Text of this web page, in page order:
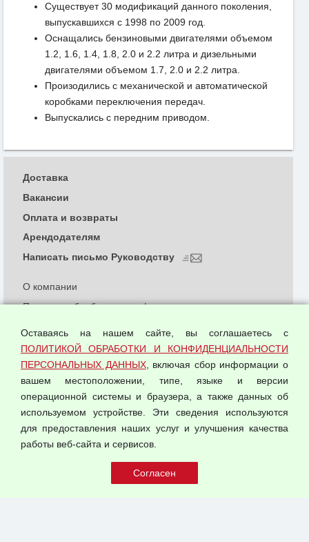
Существует 30 модификаций данного поколения,
выпускавшихся с 1998 по 2009 год.
Оснащались бензиновыми двигателями объемом
1.2, 1.6, 1.4, 1.8, 2.0 и 2.2 литра и дизельными
двигателями объемом 1.7, 2.0 и 2.2 литра.
Произодились с механической и автоматической
коробками переключения передач.
Выпускались с передним приводом.
© 2026 ООО "Феникс"
О компании
Политика обработки и конфиденциальности
Согласием на обработку персональных данных
Оферта оптовой купли-продажи
Публичная оферта
Доставка
Вакансии
Оплата и возвраты
Арендодателям
Написать письмо Руководству
Оставаясь на нашем сайте, вы соглашаетесь с
ПОЛИТИКОЙ ОБРАБОТКИ И КОНФИДЕНЦИАЛЬНОСТИ
ПЕРСОНАЛЬНЫХ ДАННЫХ, включая сбор информации о
вашем местоположении, типе, языке и версии
операционной системы и браузера, а также данных об
используемом устройстве. Эти сведения используются
для предоставления наших услуг и улучшения качества
работы веб-сайта и сервисов.